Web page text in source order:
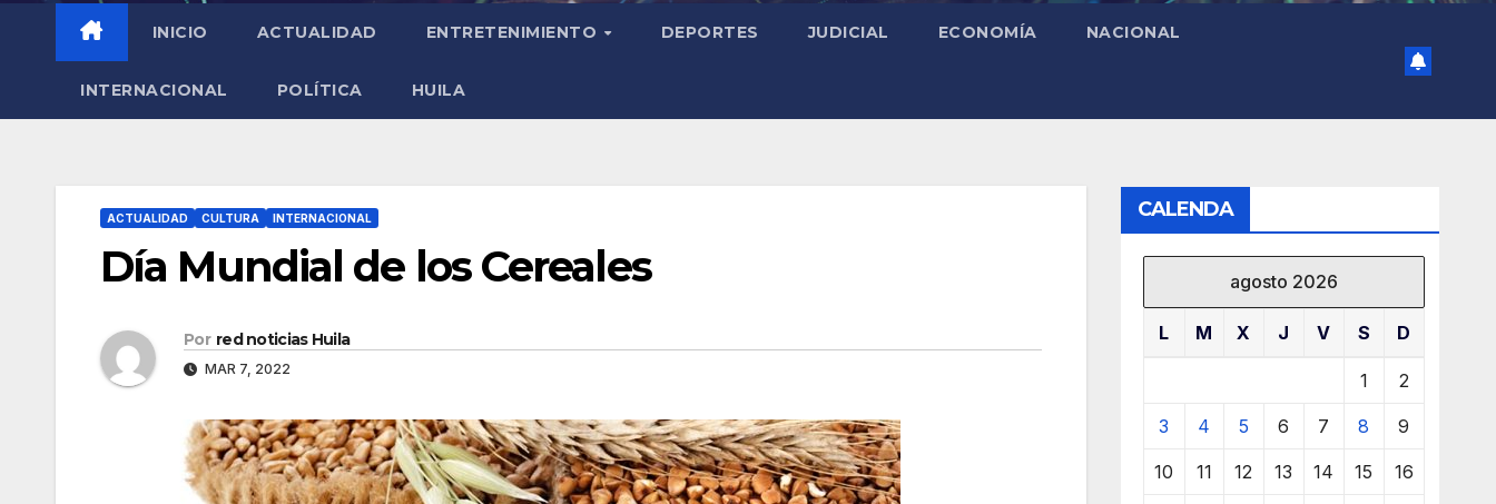
INICIO ACTUALIDAD ENTRETENIMIENTO DEPORTES JUDICIAL ECONOMÍA NACIONAL
INTERNACIONAL POLÍTICA HUILA
ACTUALIDAD CULTURA INTERNACIONAL
Día Mundial de los Cereales
Por red noticias Huila
MAR 7, 2022
CALENDA
agosto 2026
L M X J V S D
1 2
3 4 5 6 7 8 9
10 11 12 13 14 15 16